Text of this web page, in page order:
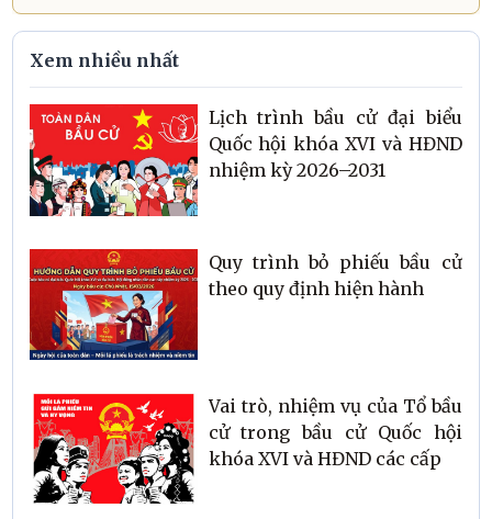
Xem nhiều nhất
Lịch trình bầu cử đại biểu
Quốc hội khóa XVI và HĐND
nhiệm kỳ 2026–2031
Quy trình bỏ phiếu bầu cử
theo quy định hiện hành
Vai trò, nhiệm vụ của Tổ bầu
cử trong bầu cử Quốc hội
khóa XVI và HĐND các cấp